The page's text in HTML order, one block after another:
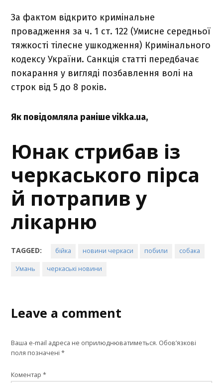
За фактом відкрито кримінальне
провадження за ч. 1 ст. 122 (Умисне середньої
тяжкості тілесне ушкодження) Кримінального
кодексу України. Санкція статті передбачає
покарання у вигляді позбавлення волі на
строк від 5 до 8 років.
Як повідомляла раніше vikka.ua,
Юнак стрибав із
черкаського пірса
й потрапив у
лікарню
TAGGED: бійка новини черкаси побили собака
Умань черкаські новини
Leave a comment
Ваша e-mail адреса не оприлюднюватиметься. Обов’язкові
поля позначені*
Коментар*